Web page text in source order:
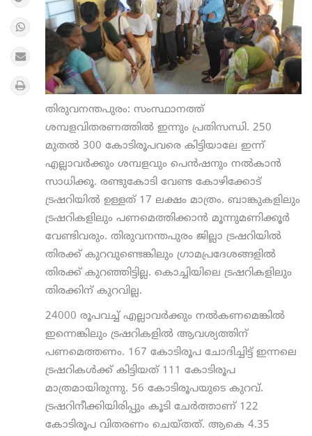
തിരുവനന്തപുരം: സംസ്ഥാനത്ത്
ശമ്പളവിതരണത്തില്‍ ഇന്നും പ്രതിസന്ധി. 250
മുതല്‍ 300 കോടിരൂപവരെ കിട്ടിയാലേ ഇന്ന്
എല്ലാവര്‍ക്കും ശമ്പളവും പെന്‍ഷനും നല്‍കാന്‍
സാധിക്കൂ. രണ്ടുകോടി വേണ്ട കോഴിക്കോട്
ട്രഷറിയില്‍ ഉള്ളത് 17 ലക്ഷം മാത്രം. ബാങ്കുകളിലും
ട്രഷറികളിലും പണമെത്തിക്കാന്‍ മൂന്നുമണിക്കൂര്‍
വേണ്ടിവരും. തിരുവനന്തപുരം ജില്ലാ ട്രഷറിയില്‍
തിരക്ക് കുറവുണ്ടെങ്കിലും ഗ്രാമപ്രദേശങ്ങളില്‍
തിരക്ക് കുറഞ്ഞിട്ടില്ല. കൊച്ചിയിലെ ട്രഷറികളിലും
തിരക്കിന് കുറവില്ല.
24000 രൂപവച്ച് എല്ലാവര്‍ക്കും നല്‍കണമെങ്കില്‍
ഇന്നെങ്കിലും ട്രഷറികളില്‍ ആവശ്യത്തിന്
പണമെത്തണം. 167 കോടിരൂപ ചോദിച്ചിട്ട് ഇന്നലെ
ട്രഷറികള്‍ക്ക് കിട്ടിയത് 111 കോടിരൂപ
മാത്രമായിരുന്നു. 56 കോടിരൂപയുടെ കുറവ്.
ട്രഷറിനീക്കിയിരിപ്പും കൂടി ചേര്‍ത്താണ് 122
കോടിരൂപ വിതരണം ചെയ്തത്. ആകെ 4.35